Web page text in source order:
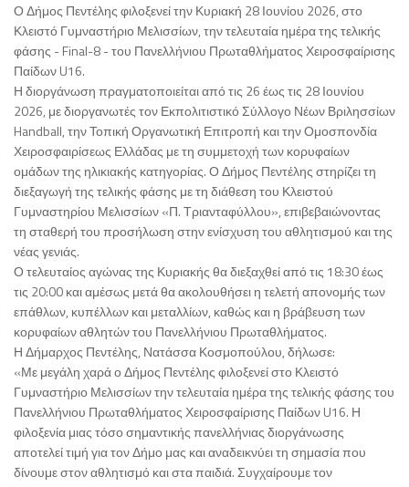
Ο Δήμος Πεντέλης φιλοξενεί την Κυριακή 28 Ιουνίου 2026, στο
Κλειστό Γυμναστήριο Μελισσίων, την τελευταία ημέρα της τελικής
φάσης - Final-8 - του Πανελλήνιου Πρωταθλήματος Χειροσφαίρισης
Παίδων U16.
Η διοργάνωση πραγματοποιείται από τις 26 έως τις 28 Ιουνίου
2026, με διοργανωτές τον Εκπολιτιστικό Σύλλογο Νέων Βριλησσίων
Handball, την Τοπική Οργανωτική Επιτροπή και την Ομοσπονδία
Χειροσφαιρίσεως Ελλάδας με τη συμμετοχή των κορυφαίων
ομάδων της ηλικιακής κατηγορίας. Ο Δήμος Πεντέλης στηρίζει τη
διεξαγωγή της τελικής φάσης με τη διάθεση του Κλειστού
Γυμναστηρίου Μελισσίων «Π. Τριανταφύλλου», επιβεβαιώνοντας
τη σταθερή του προσήλωση στην ενίσχυση του αθλητισμού και της
νέας γενιάς.
Ο τελευταίος αγώνας της Κυριακής θα διεξαχθεί από τις 18:30 έως
τις 20:00 και αμέσως μετά θα ακολουθήσει η τελετή απονομής των
επάθλων, κυπέλλων και μεταλλίων, καθώς και η βράβευση των
κορυφαίων αθλητών του Πανελλήνιου Πρωταθλήματος.
Η Δήμαρχος Πεντέλης, Νατάσσα Κοσμοπούλου, δήλωσε:
«Με μεγάλη χαρά ο Δήμος Πεντέλης φιλοξενεί στο Κλειστό
Γυμναστήριο Μελισσίων την τελευταία ημέρα της τελικής φάσης του
Πανελλήνιου Πρωταθλήματος Χειροσφαίρισης Παίδων U16. Η
φιλοξενία μιας τόσο σημαντικής πανελλήνιας διοργάνωσης
αποτελεί τιμή για τον Δήμο μας και αναδεικνύει τη σημασία που
δίνουμε στον αθλητισμό και στα παιδιά. Συγχαίρουμε τον